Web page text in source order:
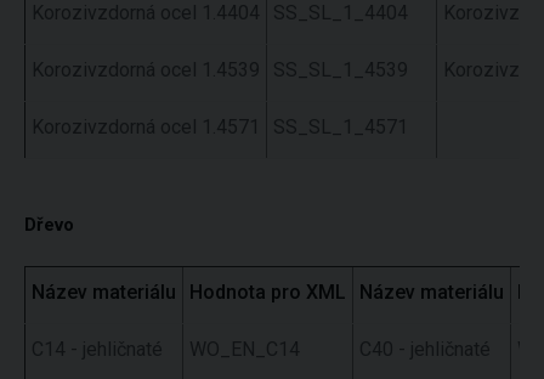
Korozivzdorná ocel 1.4404 SS_SL_1_4404
Korozivzdorná ocel 1.4539 SS_SL_1_4539
Korozivzdorná ocel 1.4571 SS_SL_1_4571
Dřevo
Název materiálu Hodnota pro XML Název materiálu
C14 - jehličnaté WO_EN_C14 C40 - jehličnaté